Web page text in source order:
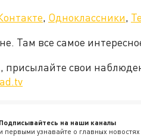
, Одноклассники,
Там все самое
присылайте свои
Подписывайтесь на наши каналы
и первыми узнавайте о главных